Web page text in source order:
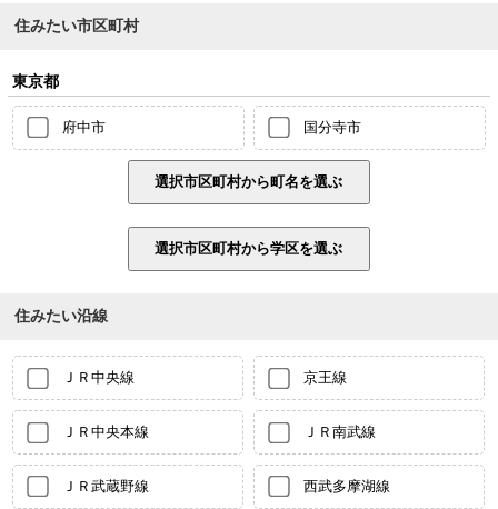
住みたい市区町村
東京都
府中市 国分寺市
住みたい沿線
ＪＲ中央線 京王線
ＪＲ中央本線 ＪＲ南武線
ＪＲ武蔵野線 西武多摩湖線